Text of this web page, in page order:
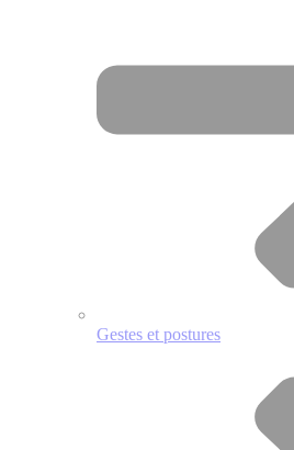
Gestes et postures